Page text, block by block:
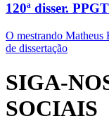
120ª disser.
O mestrando Matheus
de dissertação
SIGA-
SOCIAIS